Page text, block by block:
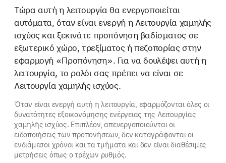
Τώρα αυτή η λειτουργία θα ενεργοποιείται
αυτόματα, όταν είναι ενεργή η Λειτουργία χαμηλής
ισχύος και ξεκινάτε προπόνηση βαδίσματος σε
εξωτερικό χώρο, τρεξίματος ή πεζοπορίας στην
εφαρμογή «Προπόνηση». Για να δουλέψει αυτή η
λειτουργία, το ρολόι σας πρέπει να είναι σε
Λειτουργία χαμηλής ισχύος.
Όταν είναι ενεργή αυτή η λειτουργία, εφαρμόζονται όλες οι
δυνατότητες εξοικονόμησης ενέργειας της Λειτουργίας
χαμηλής ισχύος. Επιπλέον, απενεργοποιούνται οι
ειδοποιήσεις των προπονήσεων, δεν καταγράφονται οι
ενδιάμεσοι χρόνοι και τα τμήματα και δεν είναι διαθέσιμες
μετρήσεις όπως ο τρέχων ρυθμός.